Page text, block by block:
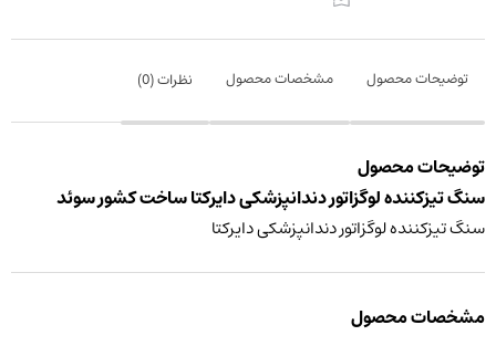
توضیحات محصول مشخصات محصول نظرات (0
)
توضیحات محصول
سنگ تیزکننده لوگزاتور دندانپزشکی دایرکتا ساخت کشور سوئد
سنگ تیزکننده لوگزاتور دندانپزشکی دایرکتا
مشخصات محصول